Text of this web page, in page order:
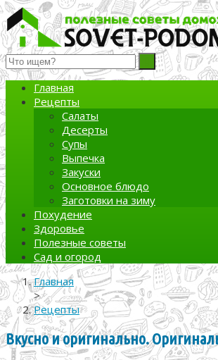
Полезные советы домохозяйкам
Главная
Рецепты
Салаты
Десерты
Супы
Выпечка
Закуски
Основное блюдо
Заготовки на зиму
Похудение
Здоровье
Полезные советы
Сад и огород
Главная
>
Рецепты
Вкусно и оригинально.